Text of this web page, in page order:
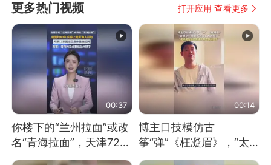
更多热门视频 打开应用 查看更多
00:37
你楼下的“兰州拉面”或改
名“青海拉面”，天津72家
面馆已集体更换招牌
00:14
博主口技模仿古
筝“弹”《枉凝眉》，“太
像了～你是吃古筝长大的